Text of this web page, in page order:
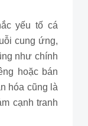
yếu tố cá
cung ứng,
như chính
hoặc bán
hóa cũng là
cạnh tranh